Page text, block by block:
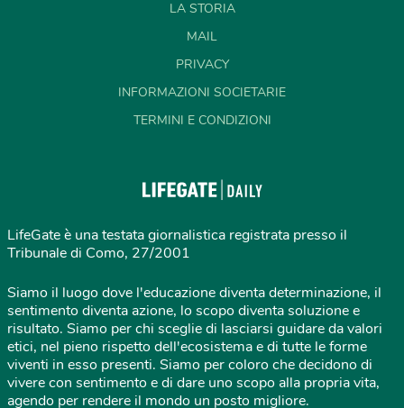
LA STORIA
MAIL
PRIVACY
INFORMAZIONI SOCIETARIE
TERMINI E CONDIZIONI
LifeGate è una testata giornalistica registrata presso il
Tribunale di Como, 27/2001
Siamo il luogo dove l'educazione diventa determinazione, il
sentimento diventa azione, lo scopo diventa soluzione e
risultato. Siamo per chi sceglie di lasciarsi guidare da valori
etici, nel pieno rispetto dell'ecosistema e di tutte le forme
viventi in esso presenti. Siamo per coloro che decidono di
vivere con sentimento e di dare uno scopo alla propria vita,
agendo per rendere il mondo un posto migliore.